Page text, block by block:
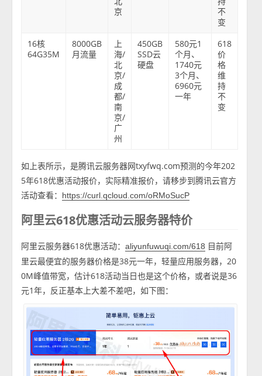
京
不
变
16核
64G35M
8000GB
月流量
上
海/
北
京/
成
都/
南
京/
广
州
450GB
SSD云
硬盘
580元1
个月、
1740元
3个月、
6960元
一年
618
价
格
维
持
不
变
如上表所示，是腾讯云服务器网txyfwq.com预测的今年202
5年618优惠活动报价，实际精准报价，请移步到腾讯云官方
活动查看：
https://curl.qcloud.com/oRMoSucP
阿里云618优惠活动云服务器特价
阿里云服务器618优惠活动：aliyunfuwuqi.com/618 目前阿
里云最便宜的服务器价格是38元一年，轻量应用服务器，20
0M峰值带宽，估计618活动当日也是这个价格，或者说是36
元1年，反正基本上大差不差吧，如下图：